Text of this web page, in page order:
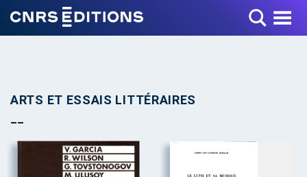
Toggle Menu
ARTS ET ESSAIS LITTÉRAIRES